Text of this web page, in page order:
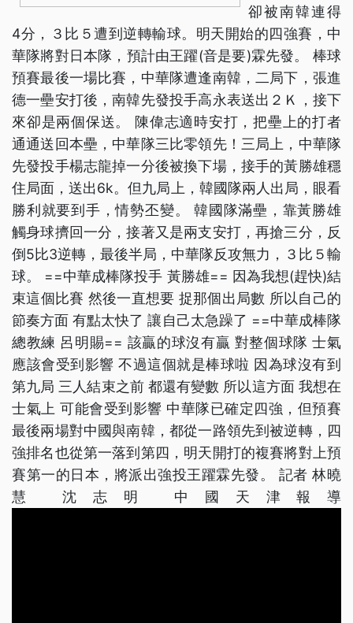
卻被南韓連得
4分，３比５遭到逆轉輸球。明天開始的四強賽，中
華隊將對日本隊，預計由王躍(音是要)霖先發。 棒球
預賽最後一場比賽，中華隊遭逢南韓，二局下，張進
德一壘安打後，南韓先發投手高永表送出２Ｋ，接下
來卻是兩個保送。 陳偉志適時安打，把壘上的打者
通通送回本壘，中華隊三比零領先！三局上，中華隊
先發投手楊志龍掉一分後被換下場，接手的黃勝雄穩
住局面，送出6k。但九局上，韓國隊兩人出局，眼看
勝利就要到手，情勢丕變。 韓國隊滿壘，靠黃勝雄
觸身球擠回一分，接著又是兩支安打，再搶三分，反
倒5比3逆轉，最後半局，中華隊反攻無力，３比５輸
球。 ==中華成棒隊投手 黃勝雄== 因為我想(趕快)結
束這個比賽 然後一直想要 捉那個出局數 所以自己的
節奏方面 有點太快了 讓自己太急躁了 ==中華成棒隊
總教練 呂明賜== 該贏的球沒有贏 對整個球隊 士氣
應該會受到影響 不過這個就是棒球啦 因為球沒有到
第九局 三人結束之前 都還有變數 所以這方面 我想在
士氣上 可能會受到影響 中華隊已確定四強，但預賽
最後兩場對中國與南韓，都從一路領先到被逆轉，四
強排名也從第一落到第四，明天開打的複賽將對上預
賽第一的日本，將派出強投王躍霖先發。 記者 林曉
慧 沈志明 中國天津報導